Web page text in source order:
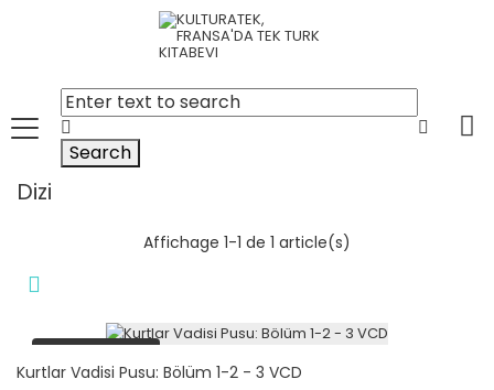
Search
Dizi
Affichage 1-1 de 1 article(s)
Kurtlar Vadisi Pusu: Bölüm 1-2 - 3 VCD